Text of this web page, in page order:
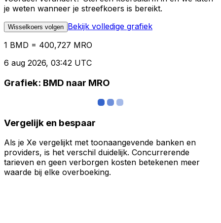
je weten wanneer je streefkoers is bereikt.
Wisselkoers volgen Bekijk volledige grafiek
1 BMD = 400,727 MRO
6 aug 2026, 03:42 UTC
Grafiek: BMD naar MRO
Vergelijk en bespaar
Als je Xe vergelijkt met toonaangevende banken en
providers, is het verschil duidelijk. Concurrerende
tarieven en geen verborgen kosten betekenen meer
waarde bij elke overboeking.